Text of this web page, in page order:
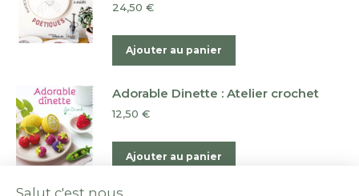
24,50 €
Ajouter au panier
Adorable Dinette : Atelier crochet
12,50 €
Ajouter au panier
Salut c'est nous...